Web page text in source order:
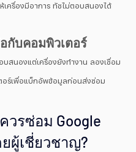
เครื่องมีอาการ ทัชไม่ตอบสนองได้
กับคอมพิวเตอร์
บสนองแต่เครื่องยังทำงาน ลองเชื่อม
ร์เพื่อแบ็กอัพข้อมูลก่อนส่งซ่อม
วรซ่อม Google
ยผู้เชี่ยวชาญ?